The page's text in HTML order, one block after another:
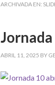
ARCHIVADA EN:
ABRIL 11, 2025 BY